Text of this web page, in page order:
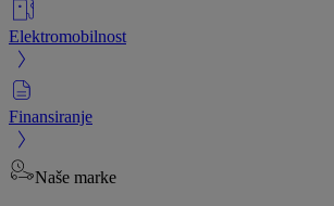
Elektromobilnost
Finansiranje
Naše marke